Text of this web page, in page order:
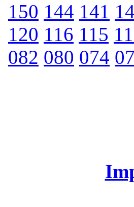
150 144 141
120 116 115
082 080 074